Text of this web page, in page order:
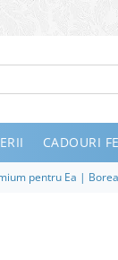
CADOURI
pentru Ea |